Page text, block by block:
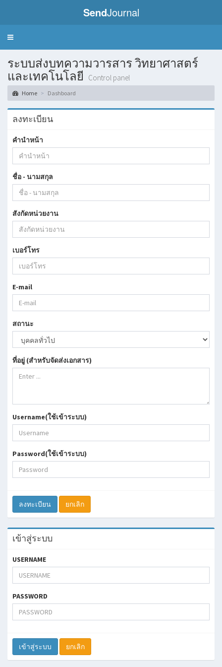
SendJournal
Toggle
ระบบส่งบทความวารสาร วิทยาศาสตร์
และเทคโนโลยี
Control panel
Home Dashboard
ลงทะเบียน
คำนำหน้า
ชื่อ - นามสกุล
สังกัดหน่วยงาน
เบอร์โทร
E-mail
สถานะ
ที่อยู่ (สำหรับจัดส่งเอกสาร)
Username(ใช้เข้าระบบ)
Password(ใช้เข้าระบบ)
ลงทะเบียน ยกเลิก
เข้าสู่ระบบ
USERNAME
PASSWORD
เข้าสู่ระบบ ยกเลิก